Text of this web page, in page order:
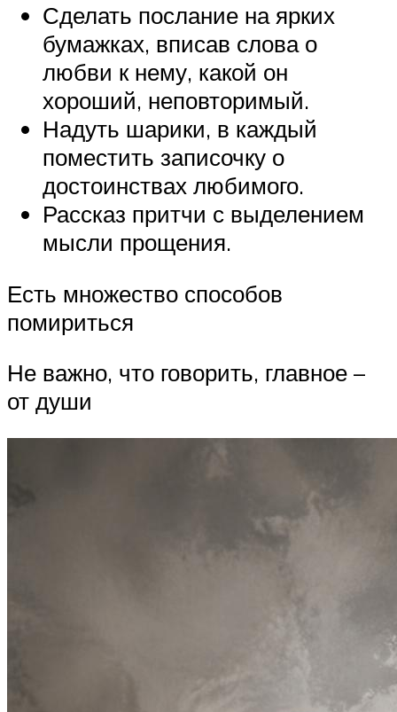
Сделать послание на ярких
бумажках, вписав слова о
любви к нему, какой он
хороший, неповторимый.
Надуть шарики, в каждый
поместить записочку о
достоинствах любимого.
Рассказ притчи с выделением
мысли прощения.
Есть множество способов
помириться
Не важно, что говорить, главное –
от души